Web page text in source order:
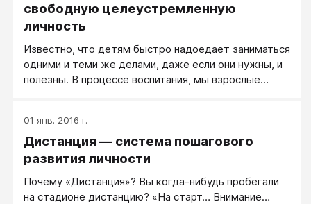
свободную целеустремленную
личность
Известно, что детям быстро надоедает заниматься
одними и теми же делами, даже если они нужны, и
полезны. В процессе воспитания, мы взрослые
обычно передаются по наследству, но они не всегда
эффективны. Меняются времена, меняемся и мы
вместе с ними.
01 янв. 2016 г.
Дистанция — система пошагового
развития личности
Почему «Дистанция»? Вы когда-нибудь пробегали
на стадионе дистанцию? «На старт… Внимание…